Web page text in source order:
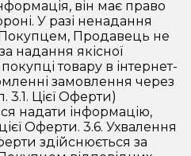
він має право
У разі ненадання
Покупцем, Продавець не
надання якісної
товару в інтернет-
замовлення через
Цієї Оферти)
надати інформацію,
Оферти. 3.6. Ухвалення
здійснюється за